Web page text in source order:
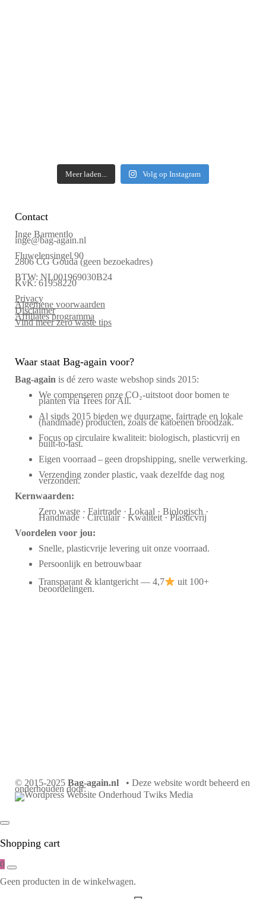
Meer laden... Volg op Instagram
Contact
Inge Barmentlo
inge@bag-again.nl
Fluwelensingel 90
2806 CG Gouda (geen bezoekadres)
BTW: NL001969030B24
KvK: 61958220
Privacy
Algemene voorwaarden
Disclaimer
Affiliates programma
Vind meer zero waste tips
Waar staat Bag-again voor?
Bag‑again is dé zero waste webshop sinds 2015:
We compenseren onze CO₂-uitstoot door bomen te
planten via Trees for All.
Al sinds 2015 bieden we duurzame, fairtrade en lokale
(handmade) producten, zoals de katoenen broodzak.
Focus op circulaire kwaliteit: biologisch, plasticvrij en
built-to-last.
Eigen voorraad – geen dropshipping, snelle verwerking.
Verzending zonder plastic, vaak dezelfde dag nog
verzonden.
Kernwaarden:
Zero waste · Fairtrade · Lokaal · Biologisch ·
Handmade · Circulair · Kwaliteit · Plasticvrij
Voordelen voor jou:
Snelle, plasticvrije levering uit onze voorraad.
Persoonlijk en betrouwbaar
Transparant & klantgericht — 4,7
uit 100+
beoordelingen.
© 2015-2025 Bag-again.nl • Deze website wordt beheerd en
onderhouden door:
Shopping cart
0
Geen producten in de winkelwagen.